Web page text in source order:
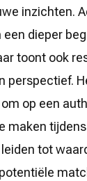
inzichten.
dieper
toont ook
perspectief.
op een
maken
tot